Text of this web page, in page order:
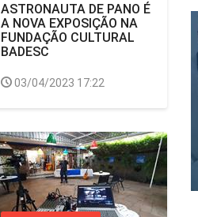
ASTRONAUTA DE PANO É
A NOVA EXPOSIÇÃO NA
FUNDAÇÃO CULTURAL
BADESC
03/04/2023 17:22